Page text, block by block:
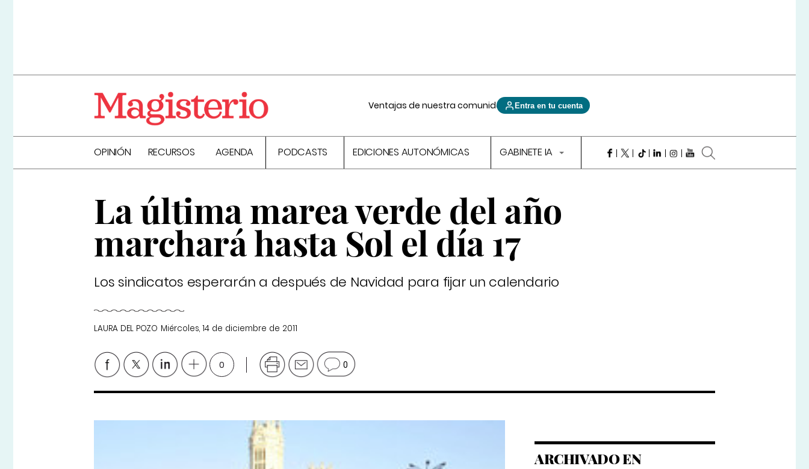
Ventajas de nuestra comunidad Entra en tu cuenta
OPINIÓN RECURSOS AGENDA PODCASTS EDICIONES AUTONÓMICAS GABINETE IA
La última marea verde del año
marchará hasta Sol el día 17
Los sindicatos esperarán a después de Navidad para fijar un calendario
LAURA DEL POZO Miércoles, 14 de diciembre de 2011
0 0
ARCHIVADO EN